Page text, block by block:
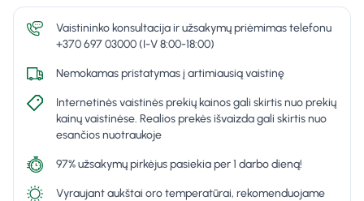
Vaistininko konsultacija ir užsakymų priėmimas telefonu
+370 697 03000 (I-V 8:00-18:00)
Nemokamas pristatymas į artimiausią vaistinę
Internetinės vaistinės prekių kainos gali skirtis nuo prekių
kainų vaistinėse. Realios prekės išvaizda gali skirtis nuo
esančios nuotraukoje
97% užsakymų pirkėjus pasiekia per 1 darbo dieną!
Vyraujant aukštai oro temperatūrai, rekomenduojame